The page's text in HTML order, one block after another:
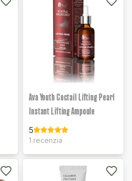
Ava Youth Coctail Lifting Pearl
Instant Lifting Ampoule
5
1 recenzia